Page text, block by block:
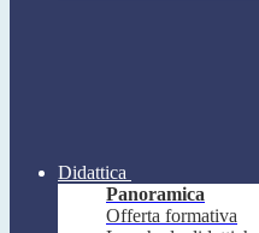
Didattica
Panoramica
Offerta formativa